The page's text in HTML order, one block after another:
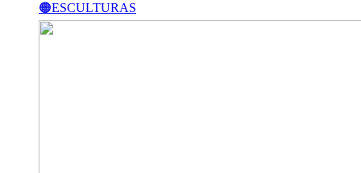
🟠ESCULTURAS